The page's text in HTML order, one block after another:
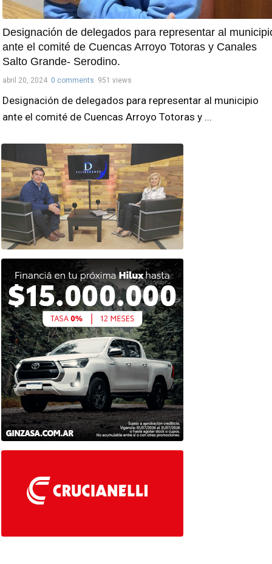
Designación de delegados para representar al
ante el comité de Cuencas Arroyo Totoras y Canales
Salto Grande- Serodino.
abril 20, 2024 0 comments 951 views
Designación de delegados para representar al municipio
ante el comité de Cuencas Arroyo Totoras y ...